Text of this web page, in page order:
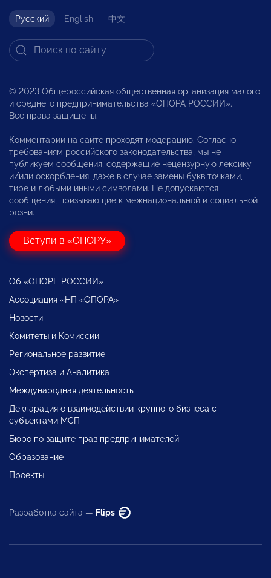
Русский English 中文
© 2023 Общероссийская общественная организация малого
и среднего предпринимательства «ОПОРА РОССИИ».
Все права защищены.
Комментарии на сайте проходят модерацию. Согласно
требованиям российского законодательства, мы не
публикуем сообщения, содержащие нецензурную лексику
и/или оскорбления, даже в случае замены букв точками,
тире и любыми иными символами. Не допускаются
сообщения, призывающие к межнациональной и социальной
розни.
Вступи в «ОПОРУ»
Об «ОПОРЕ РОССИИ»
Ассоциация «НП «ОПОРА»
Новости
Комитеты и Комиссии
Региональное развитие
Экспертиза и Аналитика
Международная деятельность
Декларация о взаимодействии крупного бизнеса с
субъектами МСП
Бюро по защите прав предпринимателей
Образование
Проекты
Разработка сайта — Flips